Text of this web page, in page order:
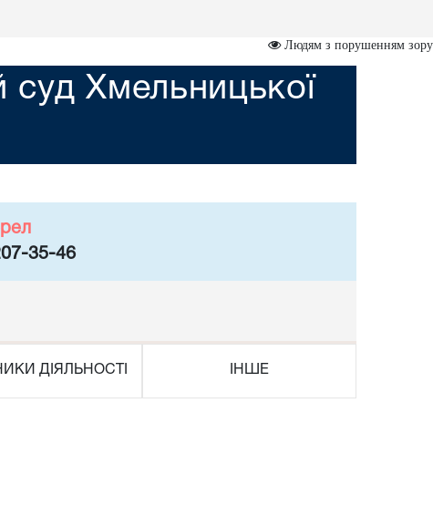
Людям з порушенням зору
Хмельницької
35-46
ДІЯЛЬНОСТІ ІНШЕ